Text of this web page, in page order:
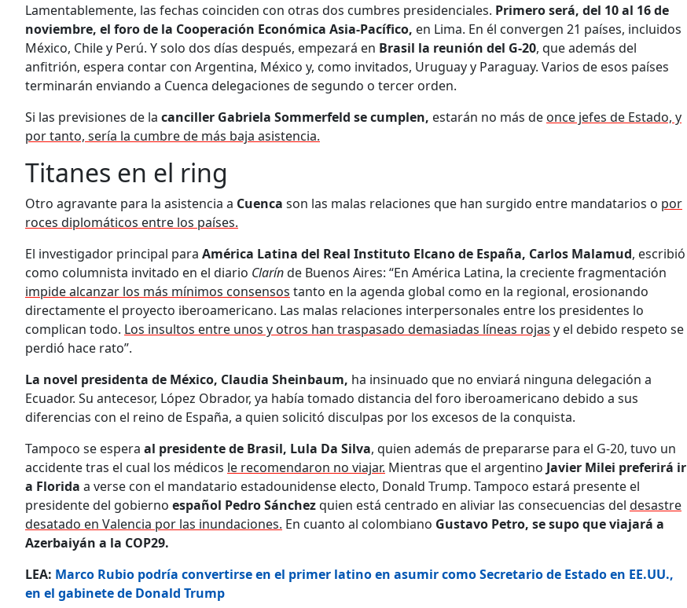
Lamentablemente, las fechas coinciden con otras dos cumbres presidenciales. Primero será, del 10 al 16 de
noviembre, el foro de la Cooperación Económica Asia-Pacífico, en Lima. En él convergen 21 países, incluidos
México, Chile y Perú. Y solo dos días después, empezará en Brasil la reunión del G-20, que además del
anfitrión, espera contar con Argentina, México y, como invitados, Uruguay y Paraguay. Varios de esos países
terminarán enviando a Cuenca delegaciones de segundo o tercer orden.
Si las previsiones de la canciller Gabriela Sommerfeld se cumplen, estarán no más de once jefes de Estado, y
por tanto, sería la cumbre de más baja asistencia.
Titanes en el ring
Otro agravante para la asistencia a Cuenca son las malas relaciones que han surgido entre mandatarios o por
roces diplomáticos entre los países.
El investigador principal para América Latina del Real Instituto Elcano de España, Carlos Malamud, escribió
como columnista invitado en el diario Clarínde Buenos Aires: “En América Latina, la creciente fragmentación
impide alcanzar los más mínimos consensos tanto en la agenda global como en la regional, erosionando
directamente el proyecto iberoamericano. Las malas relaciones interpersonales entre los presidentes lo
complican todo. Los insultos entre unos y otros han traspasado demasiadas líneas rojas y el debido respeto se
perdió hace rato”.
La novel presidenta de México, Claudia Sheinbaum, ha insinuado que no enviará ninguna delegación a
Ecuador. Su antecesor, López Obrador, ya había tomado distancia del foro iberoamericano debido a sus
diferencias con el reino de España, a quien solicitó disculpas por los excesos de la conquista.
Tampoco se espera al presidente de Brasil, Lula Da Silva, quien además de prepararse para el G-20, tuvo un
accidente tras el cual los médicos le recomendaron no viajar. Mientras que el argentino Javier Milei preferirá ir
a Florida a verse con el mandatario estadounidense electo, Donald Trump. Tampoco estará presente el
presidente del gobierno español Pedro Sánchezquien está centrado en aliviar las consecuencias del desastre
desatado en Valencia por las inundaciones. En cuanto al colombiano Gustavo Petro, se supo que viajará a
Azerbaiyán a la COP29.
LEA: Marco Rubio podría convertirse en el primer latino en asumir como Secretario de Estado en EE.UU.,
en el gabinete de Donald Trump